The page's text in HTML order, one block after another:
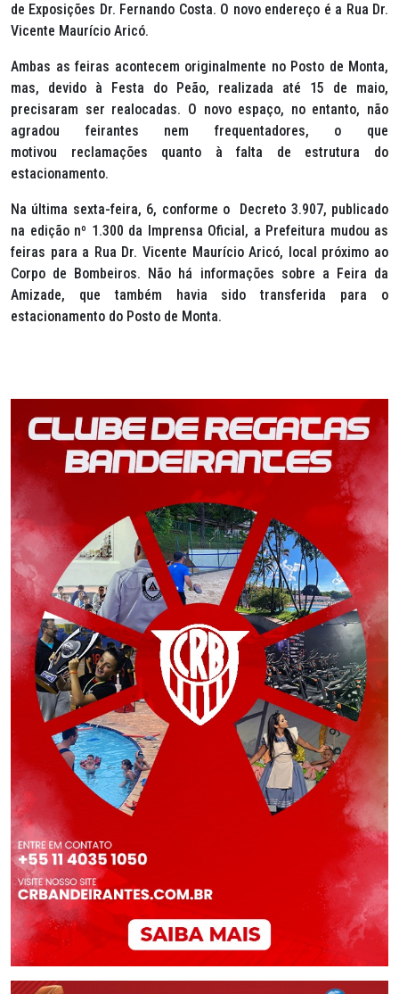
de Exposições Dr. Fernando Costa. O novo endereço é a Rua Dr.
Vicente Maurício Aricó.
Ambas as feiras acontecem originalmente no Posto de Monta,
mas, devido à Festa do Peão, realizada até 15 de maio,
precisaram ser realocadas. O novo espaço, no entanto, não
agradou feirantes nem frequentadores, o que
motivou reclamações quanto à falta de estrutura do
estacionamento.
Na última sexta-feira, 6, conforme o Decreto 3.907, publicado
na edição nº 1.300 da Imprensa Oficial, a Prefeitura mudou as
feiras para a Rua Dr. Vicente Maurício Aricó, local próximo ao
Corpo de Bombeiros. Não há informações sobre a Feira da
Amizade, que também havia sido transferida para o
estacionamento do Posto de Monta.